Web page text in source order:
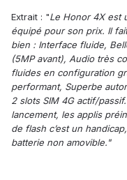
Extrait : "Le Honor 4X est
équipé pour son prix. Il
bien : Interface fluide,
(5MP avant), Audio très
fluides en configuration
performant, Superbe
2 slots SIM 4G actif/passif.
lancement, les applis
de flash c’est un
batterie non amovible."